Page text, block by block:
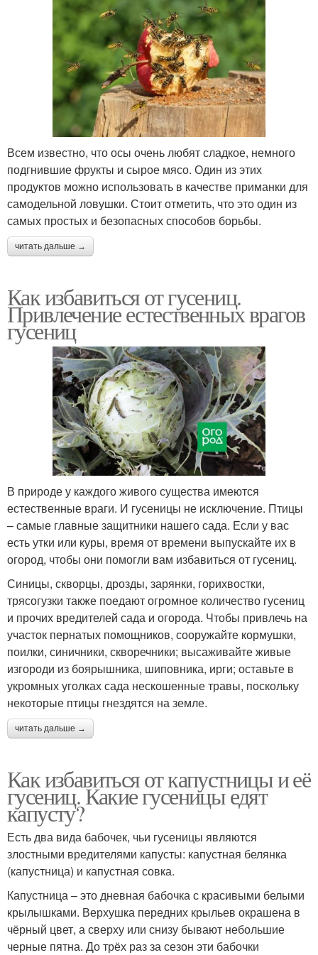
Всем известно, что осы очень любят сладкое, немного
подгнившие фрукты и сырое мясо. Один из этих
продуктов можно использовать в качестве приманки для
самодельной ловушки. Стоит отметить, что это один из
самых простых и безопасных способов борьбы.
читать дальше →
Как избавиться от гусениц.
Привлечение естественных врагов
гусениц
В природе у каждого живого существа имеются
естественные враги. И гусеницы не исключение. Птицы
– самые главные защитники нашего сада. Если у вас
есть утки или куры, время от времени выпускайте их в
огород, чтобы они помогли вам избавиться от гусениц.
Синицы, скворцы, дрозды, зарянки, горихвостки,
трясогузки также поедают огромное количество гусениц
и прочих вредителей сада и огорода. Чтобы привлечь на
участок пернатых помощников, сооружайте кормушки,
поилки, синичники, скворечники; высаживайте живые
изгороди из боярышника, шиповника, ирги; оставьте в
укромных уголках сада нескошенные травы, поскольку
некоторые птицы гнездятся на земле.
читать дальше →
Как избавиться от капустницы и её
гусениц. Какие гусеницы едят
капусту?
Есть два вида бабочек, чьи гусеницы являются
злостными вредителями капусты: капустная белянка
(капустница) и капустная совка.
Капустница – это дневная бабочка с красивыми белыми
крылышками. Верхушка передних крыльев окрашена в
чёрный цвет, а сверху или снизу бывают небольшие
черные пятна. До трёх раз за сезон эти бабочки